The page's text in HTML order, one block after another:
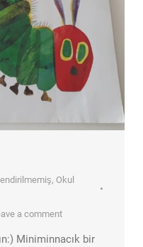
, Okul
a comment
Miniminnacık bir